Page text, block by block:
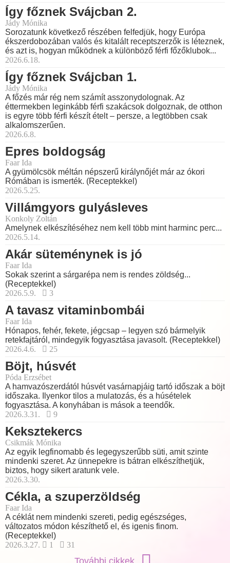
Így főznek Svájcban 2.
Jády Mónika
Sorozatunk következő részében felfedjük, hogy Európa
ékszerdobozában valós és kitalált receptszerzők is léteznek,
és azt is, hogyan működnek a különböző férfi főzőklubok...
2026.6.18.
Így főznek Svájcban 1.
Jády Mónika
A főzés már rég nem számít asszonydolognak. Az
éttermekben leginkább férfi szakácsok dolgoznak, de otthon
is egyre több férfi készít ételt – persze, a legtöbben csak
alkalomszerűen.
2026.6.8.
Epres boldogság
Faar Ida
A gyümölcsök méltán népszerű királynőjét már az ókori
Rómában is ismerték. (Receptekkel)
2026.5.25.
Villámgyors gulyásleves
Konkoly Zoltán
Amelynek elkészítéséhez nem kell több mint harminc perc...
2026.5.14.
Akár süteménynek is jó
Faar Ida
Sokak szerint a sárgarépa nem is rendes zöldség...
(Receptekkel)
2026.5.9.
3
A tavasz vitaminbombái
Faar Ida
Hónapos, fehér, fekete, jégcsap – legyen szó bármelyik
retekfajtáról, mindegyik fogyasztása javasolt. (Receptekkel)
2026.4.6.
25
Böjt, húsvét
Póda Erzsébet
A hamvazószerdától húsvét vasárnapjáig tartó időszak a böjt
időszaka. Ilyenkor tilos a mulatozás, és a húsételek
fogyasztása. A konyhában is mások a teendők.
2026.3.31.
9
Keksztekercs
Csikmák Mónika
Az egyik legfinomabb és legegyszerűbb süti, amit szinte
mindenki szeret. Az ünnepekre is bátran elkészíthetjük,
biztos, hogy sikert aratunk vele.
2026.3.30.
Cékla, a szuperzöldség
Faar Ida
A céklát nem mindenki szereti, pedig egészséges,
változatos módon készíthető el, és igenis finom.
(Receptekkel)
2026.3.27.
1 31